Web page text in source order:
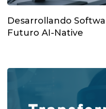
Desarrollando
Futuro AI-Native